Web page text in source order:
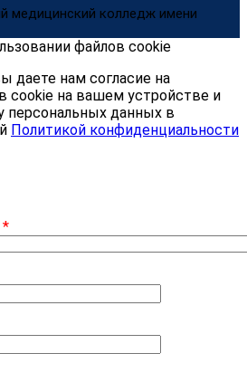
медицинский колледж имени
файлов cookie
даете нам согласие на
cookie на вашем устройстве и
персональных данных в
Политикой конфиденциальности
*